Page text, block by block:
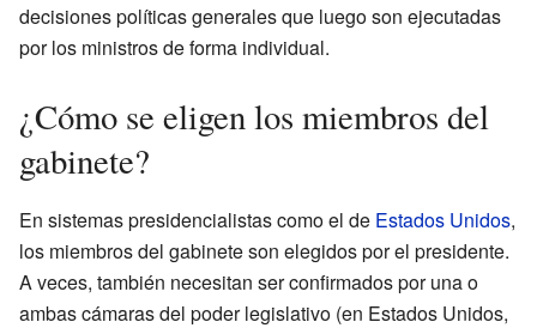
decisiones políticas generales que luego son ejecutadas
por los ministros de forma individual.
¿Cómo se eligen los miembros del
gabinete?
En sistemas presidencialistas como el de Estados Unidos,
los miembros del gabinete son elegidos por el presidente.
A veces, también necesitan ser confirmados por una o
ambas cámaras del poder legislativo (en Estados Unidos,